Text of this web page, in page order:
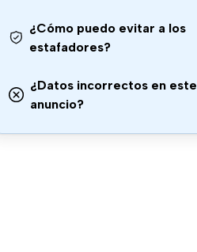
¿Cómo puedo evitar a los
estafadores?
¿Datos incorrectos en este
anuncio?